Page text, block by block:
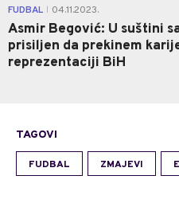
FUDBAL 04.11.2023.
Asmir Begović: U suštini
prisiljen da prekinem
reprezentaciji BiH
TAGOVI
FUDBAL ZMAJEVI